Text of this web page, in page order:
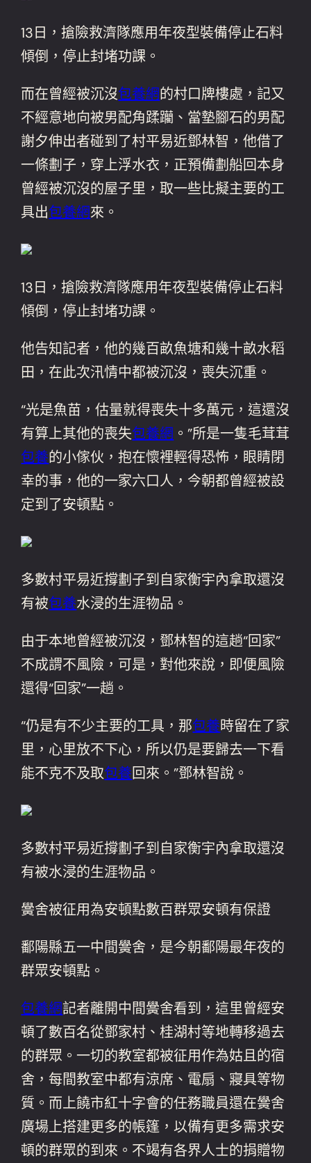
13日，搶險救濟隊應用年夜型裝備停止石料
傾倒，停止封堵功課。
而在曾經被沉沒包養網的村口牌樓處，記又
不經意地向被男配角蹂躪、當墊腳石的男配
謝夕伸出者碰到了村平易近鄧林智，他借了
一條劃子，穿上浮水衣，正預備劃船回本身
曾經被沉沒的屋子里，取一些比擬主要的工
具出包養網來。
13日，搶險救濟隊應用年夜型裝備停止石料
傾倒，停止封堵功課。
他告知記者，他的幾百畝魚塘和幾十畝水稻
田，在此次汛情中都被沉沒，喪失沉重。
“光是魚苗，估量就得喪失十多萬元，這還沒
有算上其他的喪失包養網 。”所是一隻毛茸茸
包養的小傢伙，抱在懷裡輕得恐怖，眼睛閉
幸的事，他的一家六口人，今朝都曾經被設
定到了安頓點。
多數村平易近撐劃子到自家衡宇內拿取還沒
有被包養水浸的生涯物品。
由于本地曾經被沉沒，鄧林智的這趟“回家”
不成謂不風險，可是，對他來說，即便風險
還得“回家”一趟。
“仍是有不少主要的工具，那包養時留在了家
里，心里放不下心，所以仍是要歸去一下看
能不克不及取包養回來。”鄧林智說。
多數村平易近撐劃子到自家衡宇內拿取還沒
有被水浸的生涯物品。
黌舍被征用為安頓點數百群眾安頓有保證
鄱陽縣五一中間黌舍，是今朝鄱陽最年夜的
群眾安頓點。
包養網記者離開中間黌舍看到，這里曾經安
頓了數百名從鄧家村、桂湖村等地轉移過去
的群眾。一切的教室都被征用作為姑且的宿
舍，每間教室中都有涼席、電扇、寢具等物
質。而上饒市紅十字會的任務職員還在黌舍
廣場上搭建更多的帳篷，以備有更多需求安
頓的群眾的到來。不竭有各界人士的捐贈物